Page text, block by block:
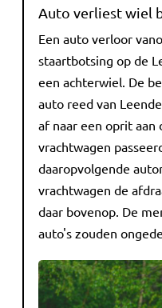
Auto verliest wiel
Een auto verloor
staartbotsing op de
een achterwiel. De
auto reed van
af naar een oprit aan
vrachtwagen
daaropvolgende
vrachtwagen de
daar bovenop. De
auto's zouden